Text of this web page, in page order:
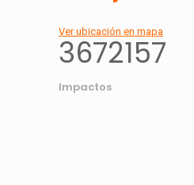
Ver ubicación en mapa
3672157
Impactos